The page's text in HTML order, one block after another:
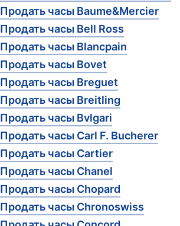
Продать часы Baume&Mercier
Продать часы Bell Ross
Продать часы Blancpain
Продать часы Bovet
Продать часы Breguet
Продать часы Breitling
Продать часы Bvlgari
Продать часы Carl F. Bucherer
Продать часы Cartier
Продать часы Chanel
Продать часы Chopard
Продать часы Chronoswiss